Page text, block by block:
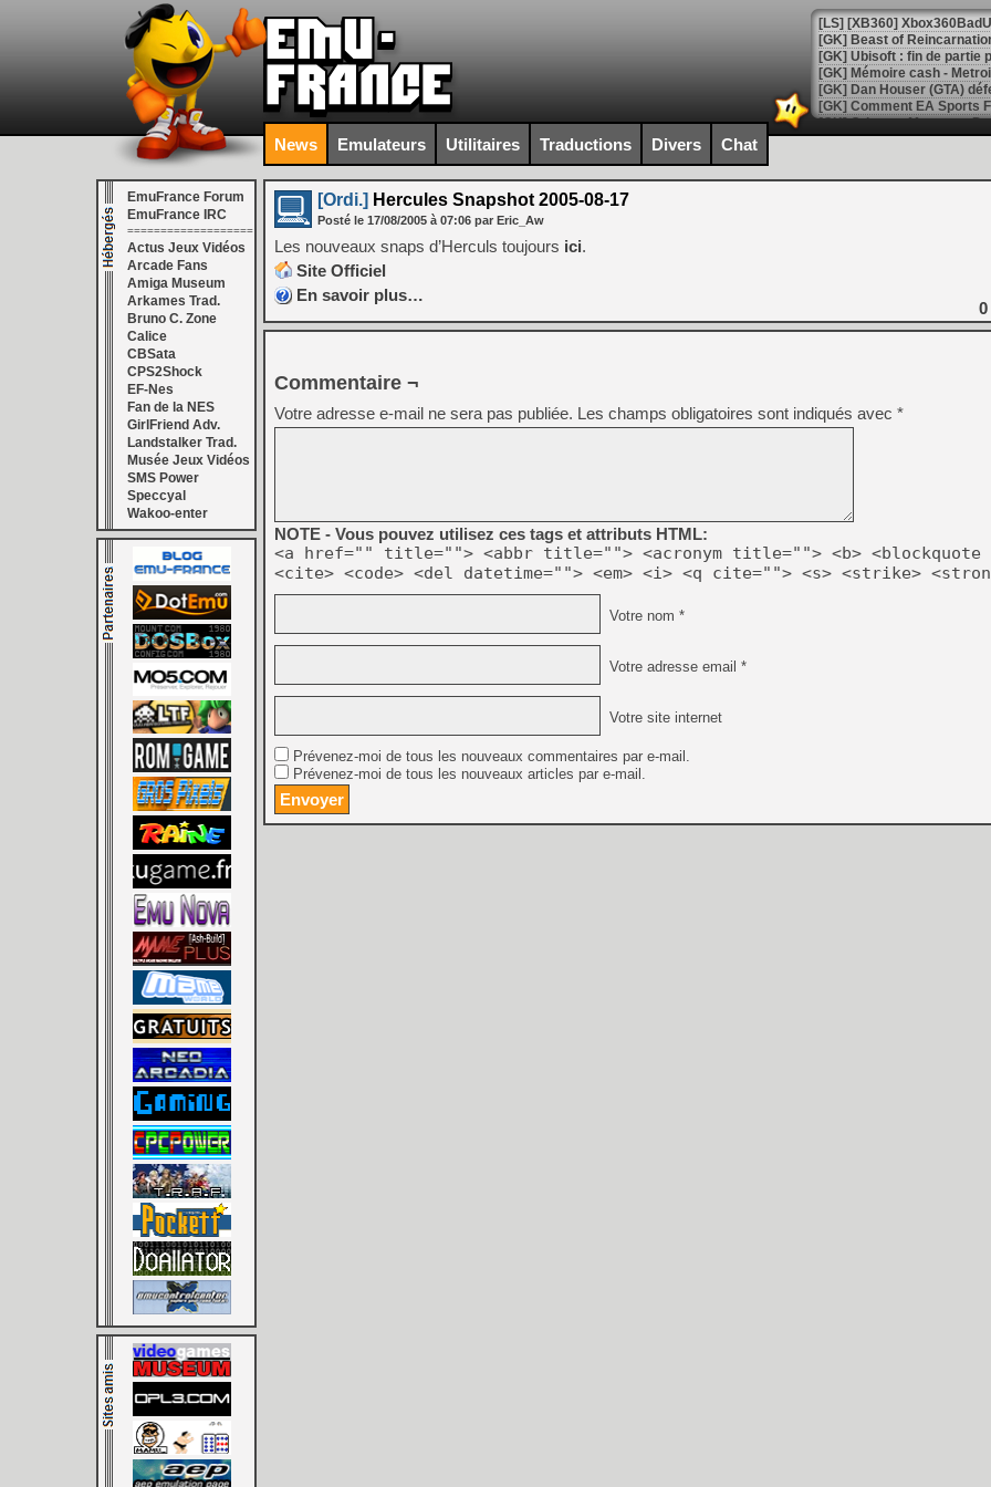
[GK] Beast of
[GK] Ubisoft : fin de partie
[GK] Mémoire cash -
[GK] Dan Houser (GTA)
[GK] Comment EA Sports
[GK] Crimson Moon : un
[GK] Isle of Reveries : le
[GK] Moonlighter 2 : The
[GK] Capcom relance
[Mo5] Deux inédits du
[GK] Le beat'em up The
[GK] Endless Legend 2 :
[LS] [PS5] Le WebKit
[GK] Oubliez Crazy Taxi,
[LS] [Switch] NSZ 5.0.0
[GK] No More Room in
[GK] Un chatbot Atelier
[GK] Mémoire cash -
[GK] Nvidia : le prix des
[GK] Suikoden Star Leap
[Mo5] La mini borne
[GK] Atari renoue avec les
[GK] Le studio de FIFA
[GK] La PlayStation 1 en
[GK] Dawn of War 4 : les
[GK] CloverPit : l'héritier
[GK] Stellar Blade : Blood
[GK] Palworld Online est
[GK] Wuchang 2 : le
[GK] Minecraft et ses «
News Emulateurs Utilitaires Traductions Divers Chat
EmuFrance Forum
EmuFrance IRC
===================
Actus Jeux Vidéos
Arcade Fans
Amiga Museum
Arkames Trad.
Bruno C. Zone
Calice
CBSata
CPS2Shock
EF-Nes
Fan de la NES
GirlFriend Adv.
Landstalker Trad.
Musée Jeux Vidéos
SMS Power
Speccyal
Wakoo-enter
[Ordi.] Hercules Snapshot 2005-08-17
Posté le 17/08/2005 à 07:06 par Eric_Aw
Les nouveaux snaps d’Herculs toujours ici.
Site Officiel
En savoir plus…
0
Commentaire ¬
Votre adresse e-mail ne sera pas publiée. Les champs obligatoires sont indiqués avec *
NOTE - Vous pouvez utilisez ces tags et attributs HTML:
<a href="" title=""> <abbr title=""> <acronym title=""> <b> <blockquote
<cite> <code> <del datetime=""> <em> <i> <q cite=""> <s> <strike>
Votre nom *
Votre adresse email *
Votre site internet
Prévenez-moi de tous les nouveaux commentaires par e-mail.
Prévenez-moi de tous les nouveaux articles par e-mail.